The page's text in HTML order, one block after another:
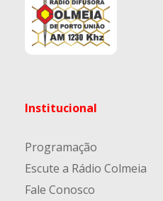
Institucional
Programação
Escute a Rádio Colmeia
Fale Conosco